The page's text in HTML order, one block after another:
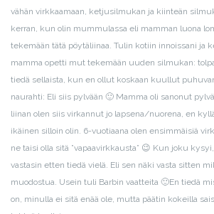
vähän virkkaamaan, ketjusilmukan ja kiinteän
kerran, kun olin mummulassa eli mamman luona
tekemään tätä pöytäliinaa. Tulin kotiin innoissani ja
mamma opetti mut tekemään uuden silmukan:
tiedä sellaista, kun en ollut koskaan kuullut
naurahti: Eli siis pylvään 🙂 Mamma oli sanonut
liinan olen siis virkannut jo lapsena/nuorena, en
ikäinen silloin olin. 6-vuotiaana olen ensimmäisiä
ne taisi olla sitä ”vapaavirkkausta” 😉 Kun joku
vastasin etten tiedä vielä. Eli sen näki vasta sitten
muodostua. Usein tuli Barbin vaatteita 🙂En tiedä
on, minulla ei sitä enää ole, mutta päätin kokeilla